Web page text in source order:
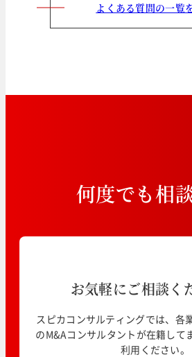
よくある質問の一覧
何度でも相
お気軽にご相談く
スピカコンサルティングでは、各
のM&Aコンサルタントが在籍して
利用ください。